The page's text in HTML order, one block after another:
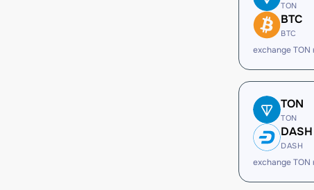
TON
BTC
BTC
exchange TON
TON
TON
DASH
DASH
exchange TON